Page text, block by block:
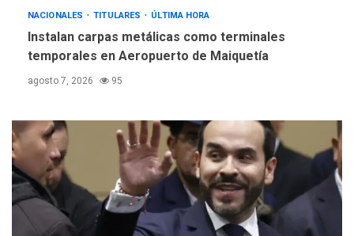
NACIONALES TITULARES ÚLTIMA HORA
Instalan carpas metálicas como terminales
temporales en Aeropuerto de Maiquetía
agosto 7, 2026 95